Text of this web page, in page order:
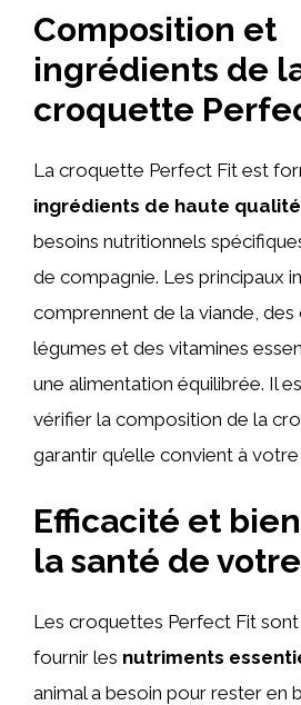
Composition et
ingrédients de
croquette
La croquette Perfect Fit est
ingrédients de haute qualité
besoins nutritionnels
de compagnie. Les principaux
comprennent de la viande, des
légumes et des vitamines
une alimentation équilibrée. Il
vérifier la composition de la
garantir qu’elle convient à votre
Efficacité et
la santé de
Les croquettes Perfect Fit
fournir les nutriments
animal a besoin pour rester en